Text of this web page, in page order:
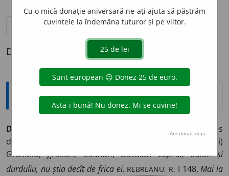
definiții (1)
Definiția cu ID-ul 910463:
Explicative DEX
DURDUL
(Despre persoane, mai ales
despre copii și femei sau despre părți ale corpului)
Grăsuliu, grăsun, dolofan, bucălat.Copilul, bălan și
durduliu, nu știa decît de frica ei. REBREANU, R. I 148.Mai la
Cu o mică donație aniversară ne-ați ajuta să păstrăm
cuvintele la îndemâna tuturor și pe viitor.
Am donat deja.